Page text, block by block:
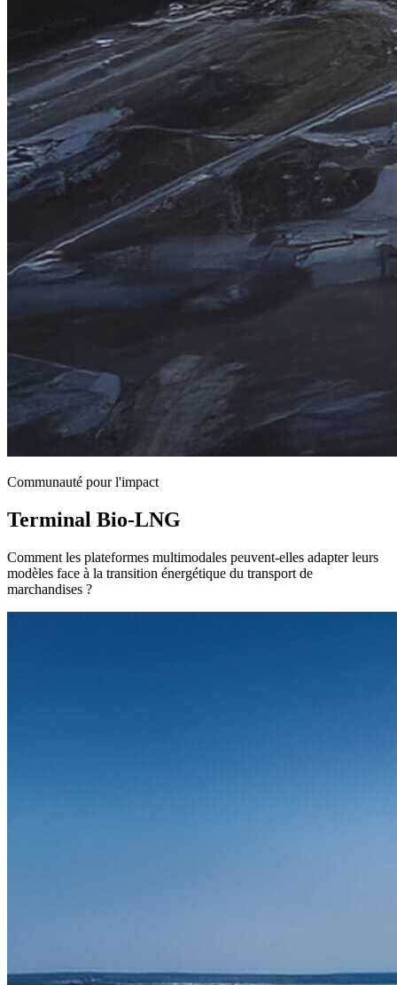
Communauté pour l'impact
Terminal Bio-LNG
Comment les plateformes multimodales peuvent-elles adapter leurs
modèles face à la transition énergétique du transport de
marchandises ?